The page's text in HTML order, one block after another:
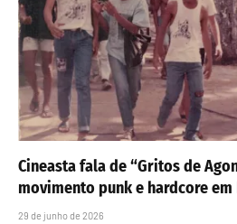
Cineasta fala de “Gritos de
movimento punk e hardcore em
29 de junho de 2026